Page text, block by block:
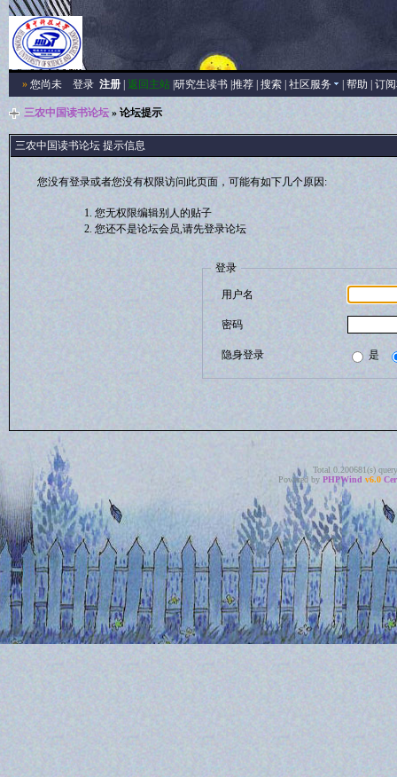
»您尚未 登录 注册| 返回主站| 研究生读书| 推荐| 搜索| 社区服务 帮助 订
三农中国读书论坛» 论坛提示
三农中国读书论坛 提示信息
您没有登录或者您没有权限访问此页面，可能有如下几个原因:
您无权限编辑别人的贴子
您还不是论坛会员,请先登录论坛
登录
用户名
密码
隐身登录 是
Total 0.200681(s)
Powered by PHPWind v6.0